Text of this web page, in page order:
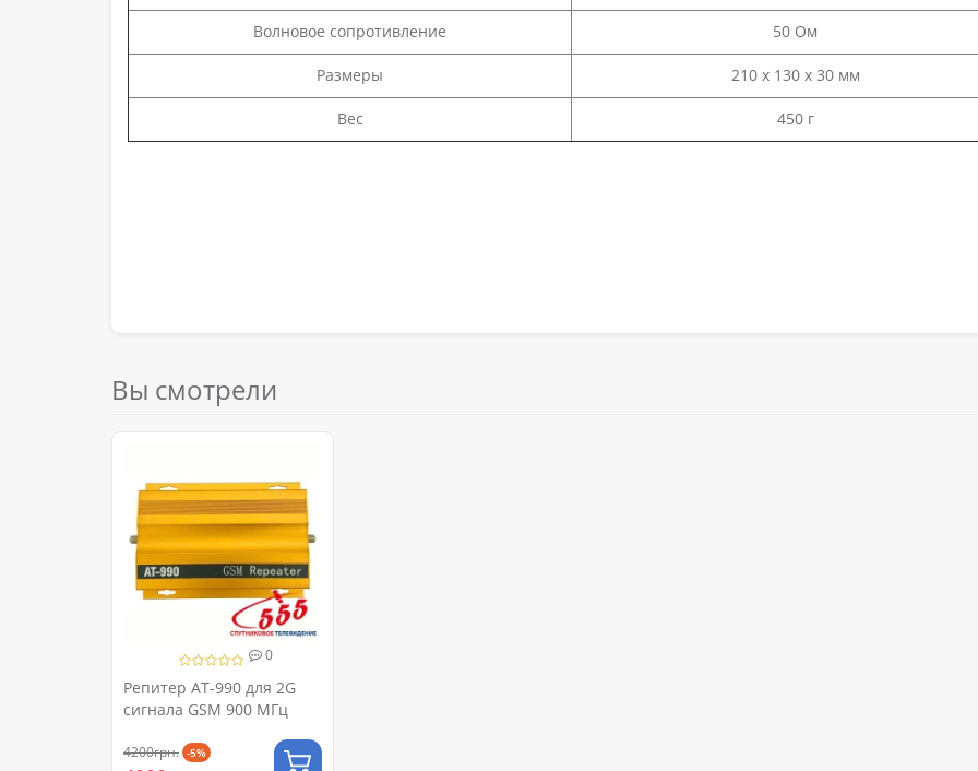
Волновое сопротивление 50 Ом
Размеры 210 x 130 x 30 мм
Вес 450 г
Вы смотрели
0
Репитер AT-990 для 2G
сигнала GSM 900 МГц
4200грн. -5%